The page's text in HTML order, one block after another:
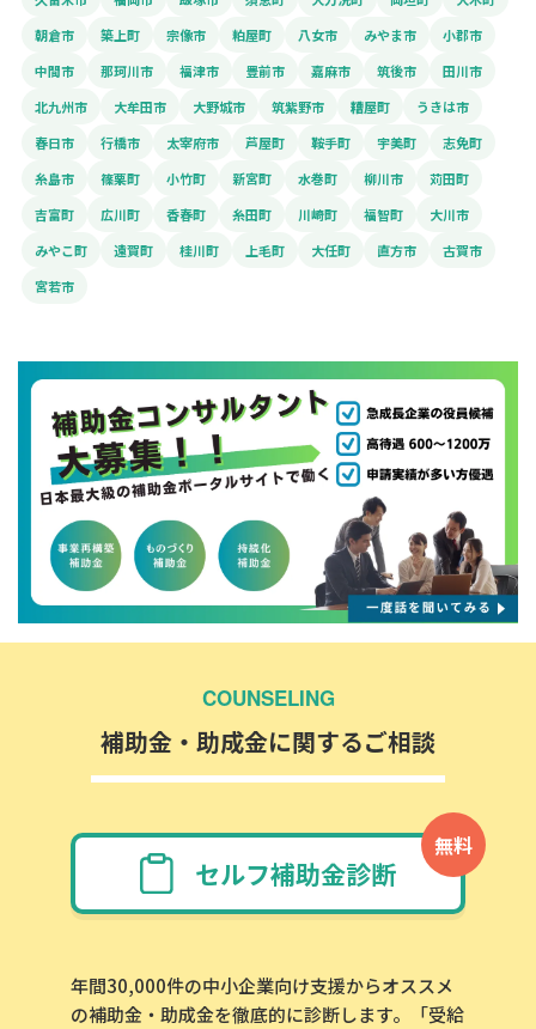
朝倉市
築上町 宗像市 粕屋町 八女市 みやま市
小郡市
中間市
那珂川市 福津市 豊前市 嘉麻市 筑後市
田川市
北九州市
大牟田市 大野城市 筑紫野市 糟屋町
うきは市
春日市
行橋市 太宰府市 芦屋町 鞍手町 宇美町
志免町
糸島市
篠栗町 小竹町 新宮町 水巻町 柳川市
苅田町
吉富町
広川町 香春町 糸田町 川崎町 福智町
大川市
みやこ町
遠賀町 桂川町 上毛町 大任町 直方市
古賀市
宮若市
COUNSELING
補助金・助成金に関するご相談
無料
セルフ補助金診断
年間30,000件の中小企業向け支援からオススメ
の補助金・助成金を徹底的に診断します。「受給